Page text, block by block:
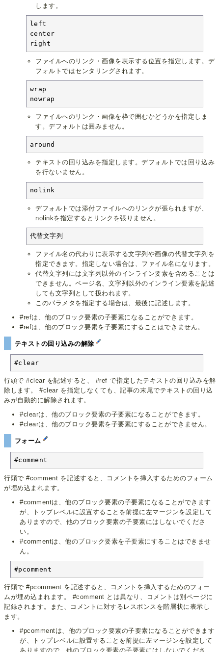
します。
left
center
right
ファイルへのリンク・画像を表示する位置を指定します。デ
フォルトではセンタリングされます。
wrap
nowrap
ファイルへのリンク・画像を枠で囲むかどうかを指定しま
す。デフォルトは囲みません。
around
テキストの回り込みを指定します。デフォルトでは回り込み
を行ないません。
nolink
デフォルトでは添付ファイルへのリンクが張られますが、
nolinkを指定するとリンクを張りません。
代替文字列
ファイル名の代わりに表示する文字列や画像の代替文字列を
指定できます。指定しない場合は、ファイル名になります。
代替文字列には文字列以外のインライン要素を含めることは
できません。ページ名、文字列以外のインライン要素を記述
しても文字列として扱われます。
このパラメタを指定する場合は、最後に記述します。
#refは、他のブロック要素の子要素になることができます。
#refは、他のブロック要素を子要素にすることはできません。
テキストの回り込みの解除
#clear
行頭で #clear を記述すると、 #ref で指定したテキストの回り込みを解
除します。 #clear を指定しなくても、記事の末尾でテキストの回り込
みが自動的に解除されます。
#clearは、他のブロック要素の子要素になることができます。
#clearは、他のブロック要素を子要素にすることができません。
フォーム
#comment
行頭で #comment を記述すると、コメントを挿入するためのフォーム
が埋め込まれます。
#commentは、他のブロック要素の子要素になることができます
が、トップレベルに設置することを前提に左マージンを設定して
ありますので、他のブロック要素の子要素にはしないでくださ
い。
#commentは、他のブロック要素を子要素にすることはできませ
ん。
#pcomment
行頭で #pcomment を記述すると、コメントを挿入するためのフォー
ムが埋め込まれます。 #comment とは異なり、コメントは別ページに
記録されます。また、コメントに対するレスポンスを階層状に表示し
ます。
#pcommentは、他のブロック要素の子要素になることができます
が、トップレベルに設置することを前提に左マージンを設定して
ありますので、他のブロック要素の子要素にはしないでくださ